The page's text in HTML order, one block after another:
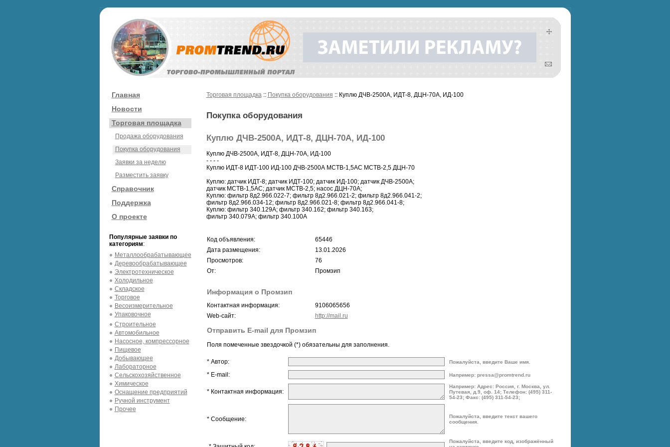
Главная
Новости
Торговая площадка
Продажа оборудования
Покупка оборудования
Заявки за неделю
Разместить заявку
Справочник
Поддержка
О проекте
Популярные заявки по
категориям:
Металлообрабатывающее
Деревообрабатывающее
Электротехническое
Холодильное
Складское
Торговое
Весоизмерительное
Упаковочное
Строительное
Автомобильное
Насосное, компрессорное
Пищевое
Добывающее
Лабораторное
Сельскохозяйственное
Химическое
Оснащение предприятий
Ручной инструмент
Прочее
Торговая площадка:: Покупка оборудования :: Куплю ДЧВ-2500А, ИДТ-8, ДЦН-70А, ИД-100
Покупка оборудования
Куплю ДЧВ-2500А, ИДТ-8, ДЦН-70А, ИД-100
Куплю ДЧВ-2500А, ИДТ-8, ДЦН-70А, ИД-100
- - - -
Куплю ИДТ-8 ИДТ-100 ИД-100 ДЧВ-2500А МСТВ-1,5АС МСТВ-2,5 ДЦН-70
Куплю: датчик ИДТ-8; датчик ИДТ-100; датчик ИД-100; датчик ДЧВ-2500А;
датчик МСТВ-1,5АС; датчик МСТВ-2,5; насос ДЦН-70А;
Куплю: фильтр 8д2.966.022-7; фильтр 8д2.966.021-2; фильтр 8д2.966.041-2;
фильтр 8д2.966.034-12; фильтр 8д2.966.021-8; фильтр 8д2.966.041-8;
Куплю: фильтр 340.129А; фильтр 340.162; фильтр 340.163;
фильтр 340.079А; фильтр 340.100А
Код объявления:
65446
Дата размещения:
13.01.2026
Просмотров:
76
От:
Промзип
Информация о Промзип
Контактная информация:
9106065656
Web-сайт:
http://mail.ru
Отправить E-mail для Промзип
Поля помеченные звездочкой (*) обязательны для заполнения.
* Автор: Пожалуйста, введите Ваше имя.
* E-mail: Например: pressa@promtrend.ru
* Контактная информация:
Например: Адрес: Россия, г. Москва, ул.
Путевая, д.9, оф. 14; Телефон: (495) 311-
54-23; Факс: (495) 311-54-23;
* Сообщение:
Пожалуйста, введите текст вашего
сообщения.
Пожалуйста, введите код, изображённый